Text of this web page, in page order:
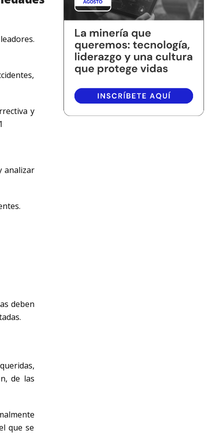
y
analizar
deben
de las
que se